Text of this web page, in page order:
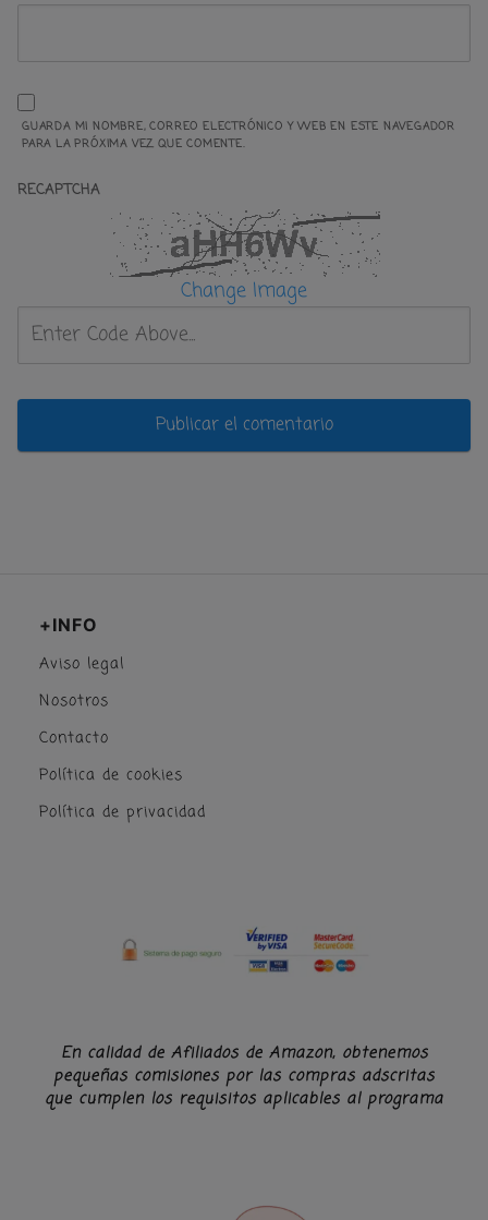
GUARDA MI NOMBRE, CORREO ELECTRÓNICO Y WEB EN ESTE NAVEGADOR
PARA LA PRÓXIMA VEZ QUE COMENTE.
RECAPTCHA
Change Image
+INFO
Aviso legal
Nosotros
Contacto
Política de cookies
Política de privacidad
En calidad de Afiliados de Amazon, obtenemos
pequeñas comisiones por las compras adscritas
que cumplen los requisitos aplicables al programa